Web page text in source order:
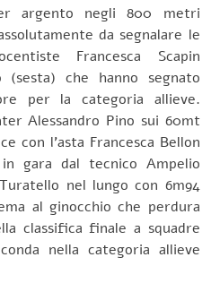
argento negli 800 metri
da segnalare le
Francesca Scapin
che hanno segnato
per la categoria allieve.
Alessandro Pino sui 60mt
con l’asta Francesca Bellon
gara dal tecnico Ampelio
nel lungo con 6m94
al ginocchio che perdura
classifica finale a squadre
nella categoria allieve